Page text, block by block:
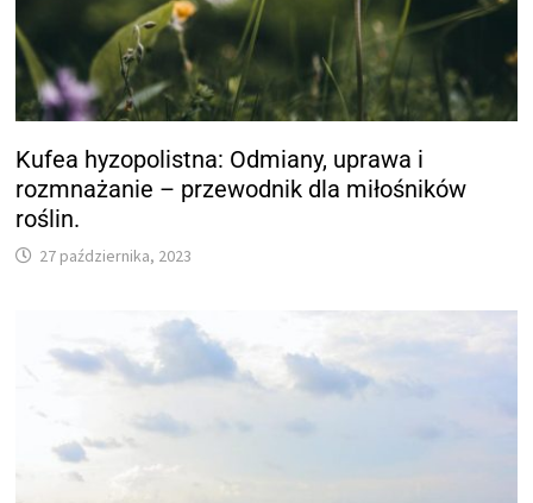
Kufea hyzopolistna: Odmiany, uprawa i
rozmnażanie – przewodnik dla miłośników
roślin.
27 października, 2023